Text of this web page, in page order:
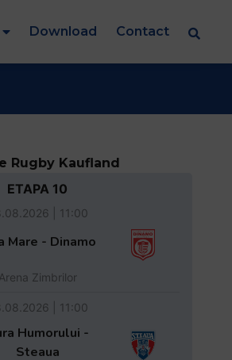
Download Contact
Rugby Kaufland
ETAPA 10
| 11:00
Mare - Dinamo
Arena Zimbrilor
| 11:00
Humorului -
Steaua